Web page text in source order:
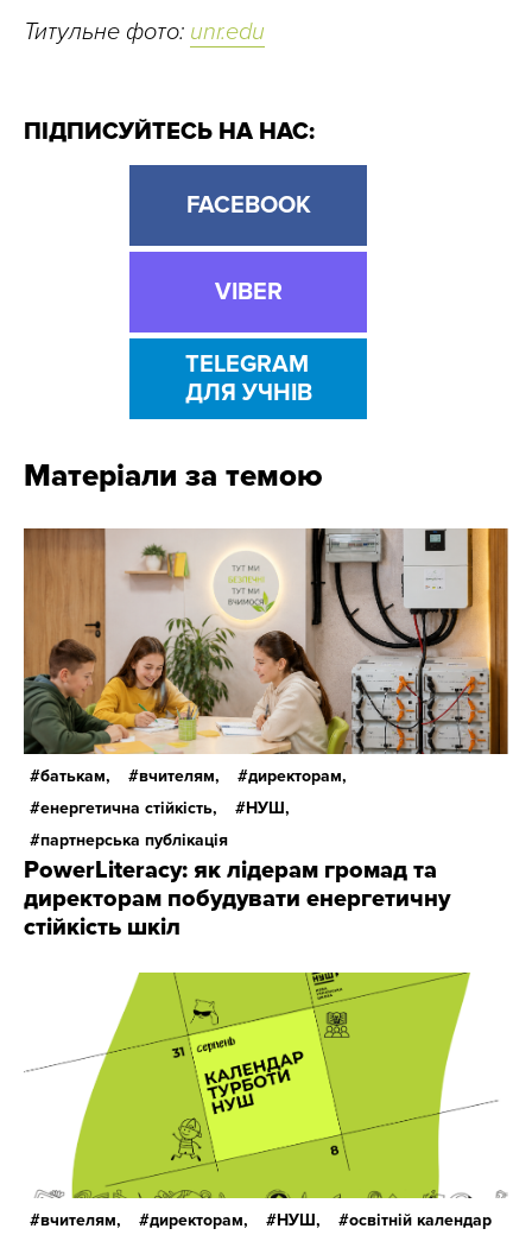
Титульне фото: unr.edu
ПІДПИСУЙТЕСЬ НА НАС:
FACEBOOK
VIBER
TELEGRAM
ДЛЯ УЧНІВ
Матеріали за темою
батькам, вчителям,
директорам,
енергетична стійкість,
НУШ,
партнерська публікація
PowerLiteracy: як лідерам громад та
директорам побудувати енергетичну
стійкість шкіл
вчителям, директорам, НУШ, освітній календар